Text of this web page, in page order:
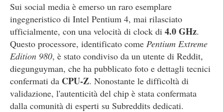
Sui social media è emerso un raro esemplare
ingegneristico di Intel Pentium 4, mai rilasciato
ufficialmente, con una velocità di clock di 4.0 GHz.
Questo processore, identificato come Pentium Extreme
Edition 980, è stato condiviso da un utente di Reddit,
diegunguyman, che ha pubblicato foto e dettagli tecnici
confermati da CPU-Z. Nonostante le difficoltà di
validazione, l'autenticità del chip è stata confermata
dalla comunità di esperti su Subreddits dedicati.